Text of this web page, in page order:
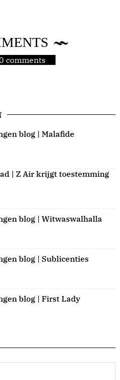
comments
blog | Malafide
| Z Air krijgt toestemming
blog | Witwaswalhalla
blog | Sublicenties
blog | First Lady